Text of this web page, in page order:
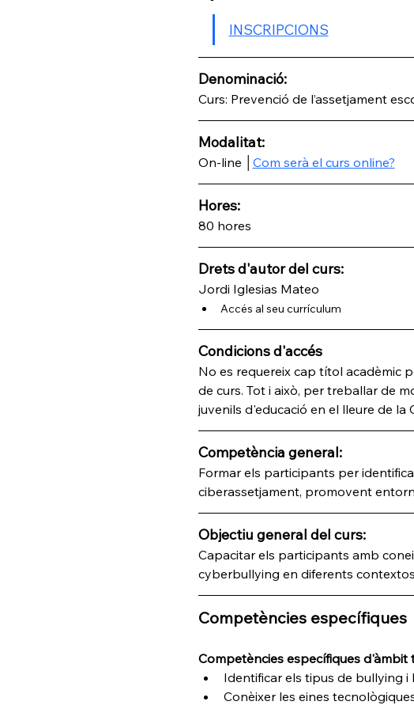
INSCRIPCIONS
Denominació:
Curs: Prevenció de l’assetjament
Modalitat:
On-line │ Com serà el curs online?
Hores:
80 hores
Drets d'autor del curs:
Jordi Iglesias Mateo
Accés al seu currículum
Condicions d'accés
No es requereix cap títol acadèmic
de curs. Tot i això, per treballar de
juvenils d'educació en el lleure de
Competència general:
Formar els participants per
ciberassetjament, promovent
Objectiu general del curs:
Capacitar els participants amb
cyberbullying en diferents
Competències específiques
Competències específiques d'àmbit
Identificar els tipus de bullying i
Conèixer les eines